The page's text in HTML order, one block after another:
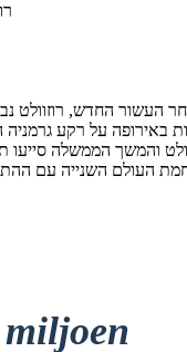
העשור החדש, רוזוולט
באירופה על רקע
והמשך הממשלה סייעו